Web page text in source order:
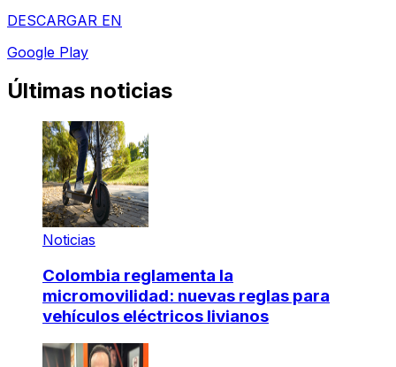
DESCARGAR EN
Google Play
Últimas noticias
Noticias
Colombia reglamenta la
micromovilidad: nuevas reglas para
vehículos eléctricos livianos